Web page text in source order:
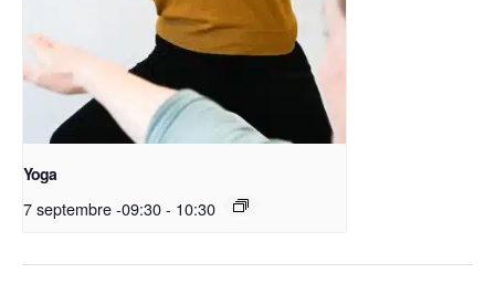
Yoga
7 septembre -09:30- 10:30